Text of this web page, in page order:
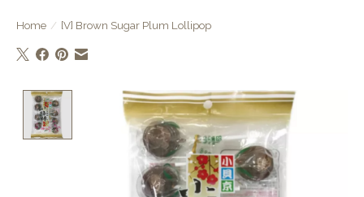
Home / [V] Brown Sugar Plum Lollipop
Product image slideshow Items